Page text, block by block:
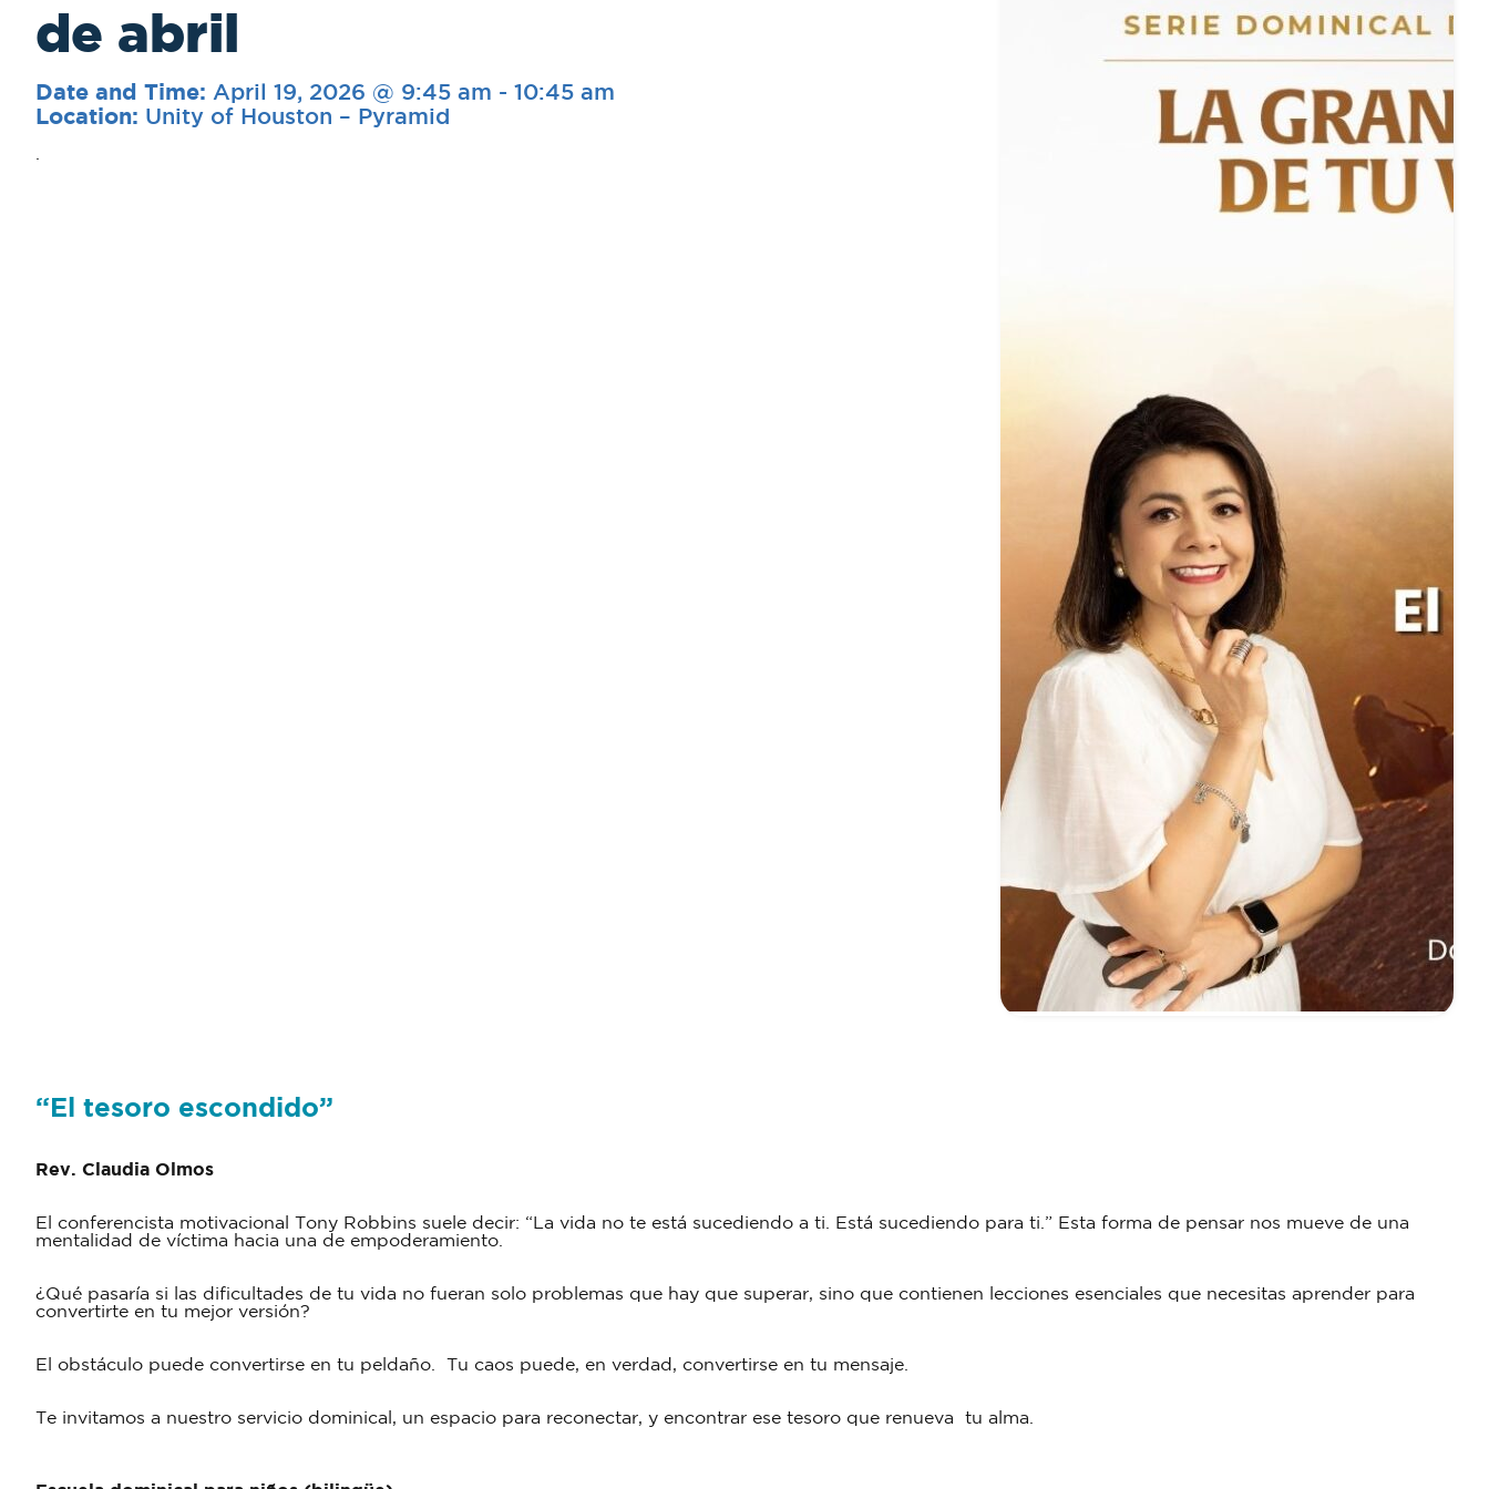
de abril
Date and Time: April 19, 2026 @ 9:45 am - 10:45 am
Location: Unity of Houston – Pyramid
“ El tesoro escondido”
Rev. Claudia Olmos
El conferencista motivacional Tony Robbins suele decir: “La vida no te está sucediendo a ti. Está sucediendo para ti.” Esta forma de pensar nos mueve de una
mentalidad de víctima hacia una de empoderamiento.
¿Qué pasaría si las dificultades de tu vida no fueran solo problemas que hay que superar, sino que contienen lecciones esenciales que necesitas aprender para
convertirte en tu mejor versión?
El obstáculo puede convertirse en tu peldaño. Tu caos puede, en verdad, convertirse en tu mensaje.
Te invitamos a nuestro servicio dominical, un espacio para reconectar, y encontrar ese tesoro que renueva tu alma.